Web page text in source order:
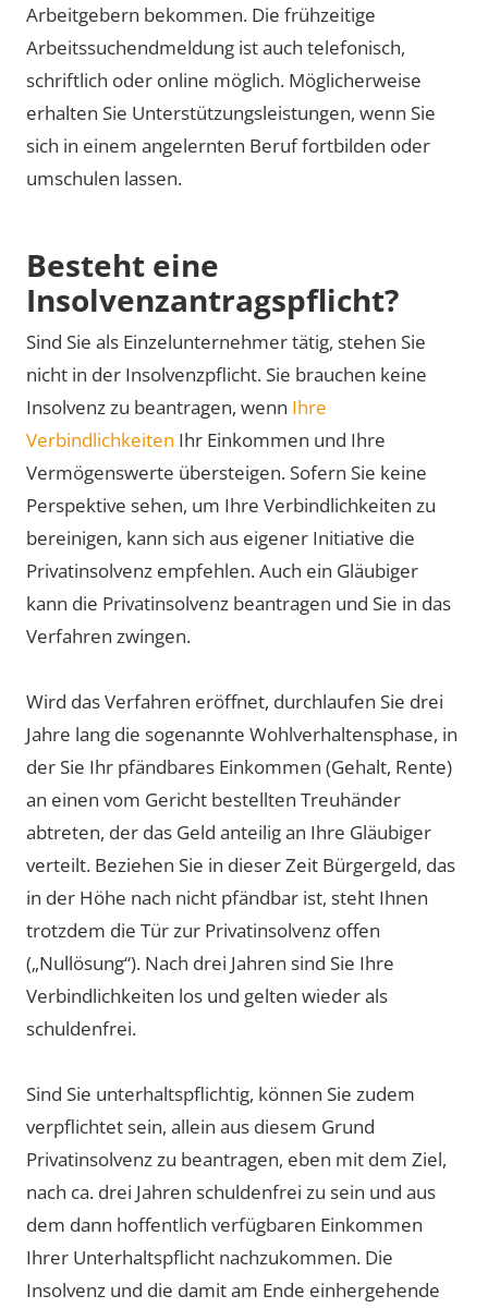
Arbeitgebern bekommen. Die frühzeitige
Arbeitssuchendmeldung ist auch telefonisch,
schriftlich oder online möglich. Möglicherweise
erhalten Sie Unterstützungsleistungen, wenn Sie
sich in einem angelernten Beruf fortbilden oder
umschulen lassen.
Besteht eine
Insolvenzantragspflicht?
Sind Sie als Einzelunternehmer tätig, stehen Sie
nicht in der Insolvenzpflicht. Sie brauchen keine
Insolvenz zu beantragen, wenn Ihre
Verbindlichkeiten Ihr Einkommen und Ihre
Vermögenswerte übersteigen. Sofern Sie keine
Perspektive sehen, um Ihre Verbindlichkeiten zu
bereinigen, kann sich aus eigener Initiative die
Privatinsolvenz empfehlen. Auch ein Gläubiger
kann die Privatinsolvenz beantragen und Sie in das
Verfahren zwingen.
Wird das Verfahren eröffnet, durchlaufen Sie drei
Jahre lang die sogenannte Wohlverhaltensphase, in
der Sie Ihr pfändbares Einkommen (Gehalt, Rente)
an einen vom Gericht bestellten Treuhänder
abtreten, der das Geld anteilig an Ihre Gläubiger
verteilt. Beziehen Sie in dieser Zeit Bürgergeld, das
in der Höhe nach nicht pfändbar ist, steht Ihnen
trotzdem die Tür zur Privatinsolvenz offen
(„Nullösung“). Nach drei Jahren sind Sie Ihre
Verbindlichkeiten los und gelten wieder als
schuldenfrei.
Sind Sie unterhaltspflichtig, können Sie zudem
verpflichtet sein, allein aus diesem Grund
Privatinsolvenz zu beantragen, eben mit dem Ziel,
nach ca. drei Jahren schuldenfrei zu sein und aus
dem dann hoffentlich verfügbaren Einkommen
Ihrer Unterhaltspflicht nachzukommen. Die
Insolvenz und die damit am Ende einhergehende